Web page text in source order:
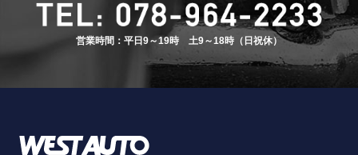
営業時間：平日9～19時 土9～18時（日祝休）